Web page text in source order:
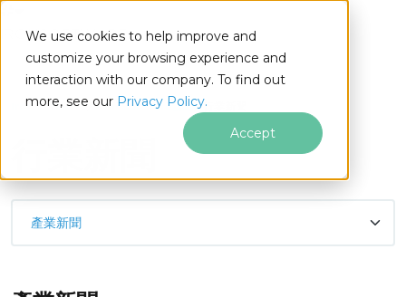
We use cookies to help improve and
customize your browsing experience and
interaction with our company. To find out
more, see our Privacy Policy.
Accept
IRONSOFTWARE
跳至頁尾內容
Iron Software Iron Software新聞 行業新聞
產業新聞